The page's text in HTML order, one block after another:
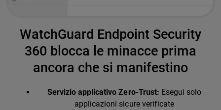
WatchGuard Endpoint Security
360 blocca le minacce prima
ancora che si manifestino
Servizio applicativo Zero-Trust: Esegui solo
applicazioni sicure verificate